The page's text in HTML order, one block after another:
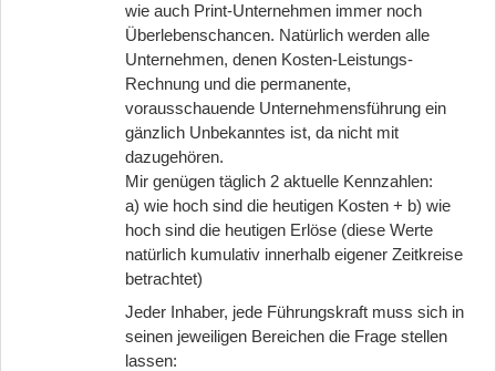
wie auch Print-Unternehmen immer noch
Überlebenschancen. Natürlich werden alle
Unternehmen, denen Kosten-Leistungs-
Rechnung und die permanente,
vorausschauende Unternehmensführung ein
gänzlich Unbekanntes ist, da nicht mit
dazugehören.
Mir genügen täglich 2 aktuelle Kennzahlen:
a) wie hoch sind die heutigen Kosten + b) wie
hoch sind die heutigen Erlöse (diese Werte
natürlich kumulativ innerhalb eigener Zeitkreise
betrachtet)
Jeder Inhaber, jede Führungskraft muss sich in
seinen jeweiligen Bereichen die Frage stellen
lassen: